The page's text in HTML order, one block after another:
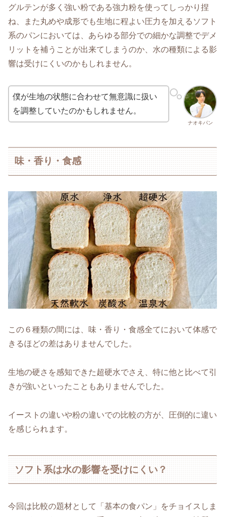
グルテンが多く強い粉である強力粉を使ってしっかり捏
ね、また丸めや成形でも生地に程よい圧力を加えるソフト
系のパンにおいては、あらゆる部分での細かな調整でデメ
リットを補うことが出来てしまうのか、水の種類による影
響は受けにくいのかもしれません。
ナオキパン
僕が生地の状態に合わせて無意識に扱い
を調整していたのかもしれません。
味・香り・食感
この６種類の間には、味・香り・食感全てにおいて体感で
きるほどの差はありませんでした。
生地の硬さを感知できた超硬水でさえ、特に他と比べて引
きが強いといったこともありませんでした。
イーストの違いや粉の違いでの比較の方が、圧倒的に違い
を感じられます。
ソフト系は水の影響を受けにくい？
今回は比較の題材として「基本の食パン」をチョイスしま